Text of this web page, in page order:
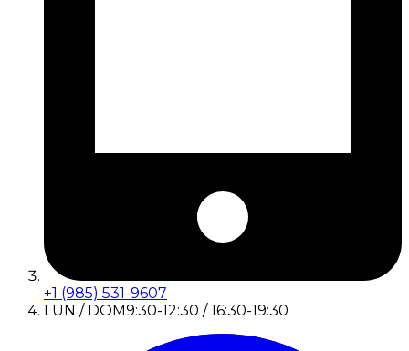
+1 (985) 531-9607
LUN / DOM9:30-12:30 / 16:30-19:30